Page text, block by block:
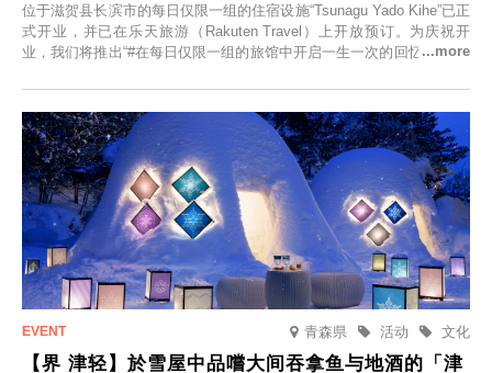
位于滋贺县长滨市的每日仅限一组的住宿设施“Tsunagu Yado Kihe”已正
式开业，并已在乐天旅游（Rakuten Travel）上开放预订。为庆祝开
业，我们将推出“#在每日仅限一组的旅馆中开启一生一次的回忆之旅”活
在此与重要之人共度一段难忘的特别时光。
青森県 文化
活动
【界 津轻】於雪屋中品嚐大间吞拿鱼与地酒的「津